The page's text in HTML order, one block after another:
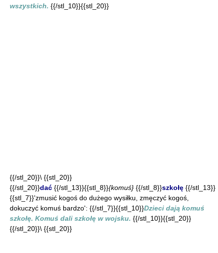
wszystkich. {{/stl_10}}{{stl_20}}
{{/stl_20}}\ {{stl_20}}
{{/stl_20}}dać {{/stl_13}}{{stl_8}}{komuś} {{/stl_8}}szkołę {{/stl_13}}
{{stl_7}}'zmusić kogoś do dużego wysiłku, zmęczyć kogoś,
dokuczyć komuś bardzo': {{/stl_7}}{{stl_10}}Dzieci dają komuś
szkołę. Komuś dali szkołę w wojsku. {{/stl_10}}{{stl_20}}
{{/stl_20}}\ {{stl_20}}